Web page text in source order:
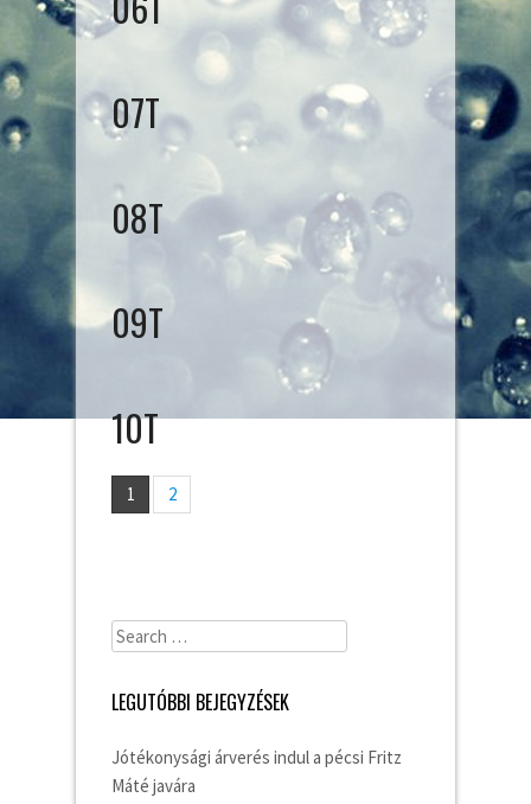
07T
08T
09T
10T
1 2
Search
LEGUTÓBBI BEJEGYZÉSEK
Jótékonysági árverés indul a pécsi Fritz
Máté javára